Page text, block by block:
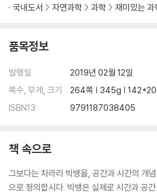
국내도서 자연과학 과학 재미있는 과
품목정보
발행일
2019년 02월 12일
쪽수, 무게, 크기
264쪽 | 345g |
ISBN13
9791187038405
책 속으로
그보다는 차라리 빅뱅을, 공간과 시간의 개
으로 정의합시다. 빅뱅은 실제로 시간과 공